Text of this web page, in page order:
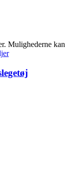
Mulighederne kan